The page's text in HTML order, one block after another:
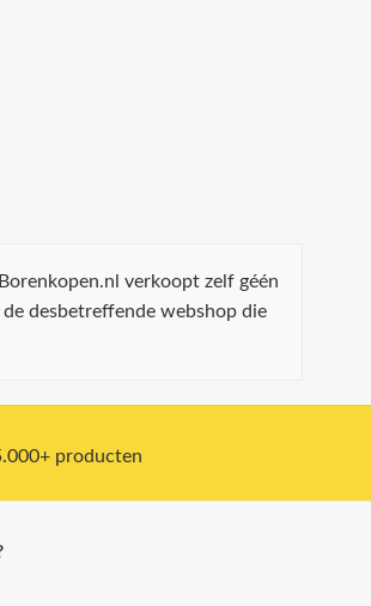
verkoopt zelf géén
desbetreffende webshop die
producten